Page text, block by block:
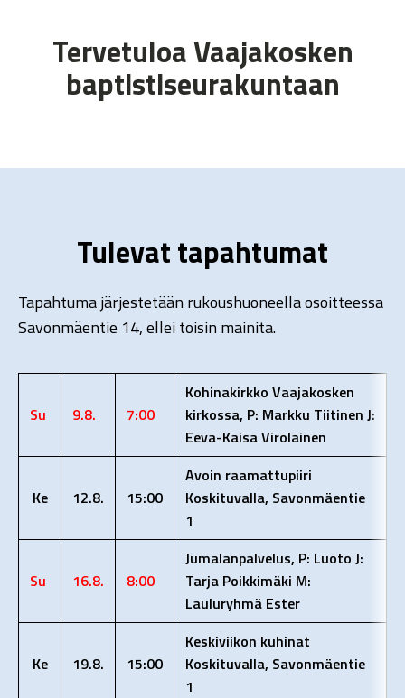
Tervetuloa Vaajakosken
baptistiseurakuntaan
Tulevat tapahtumat
Tapahtuma järjestetään rukoushuoneella osoitteessa
Savonmäentie 14, ellei toisin mainita.
Su 9.8. 7:00
Kohinakirkko Vaajakosken
kirkossa, P: Markku Tiitinen J:
Eeva-Kaisa Virolainen
Ke 12.8. 15:00
Avoin raamattupiiri
Koskituvalla, Savonmäentie
1
Su 16.8. 8:00
Jumalanpalvelus, P: Luoto J:
Tarja Poikkimäki M:
Lauluryhmä Ester
Ke 19.8. 15:00
Keskiviikon kuhinat
Koskituvalla, Savonmäentie
1